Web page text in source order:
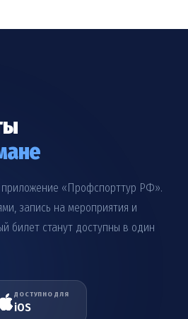
«Профспорттур РФ».
запись на мероприятия и
билет станут доступны в один
ДОСТУПНО ДЛЯ
iOS